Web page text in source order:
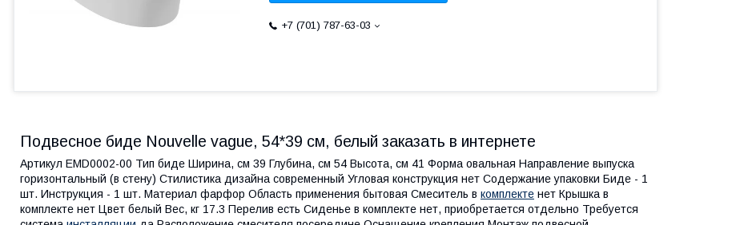
+7 (701) 787-63-03
Подвесное биде Nouvelle vague, 54*39 см, белый заказать в интернете
Артикул EMD0002-00 Тип биде Ширина, см 39 Глубина, см 54 Высота, см 41 Форма овальная Направление выпуска
горизонтальный (в стену) Стилистика дизайна современный Угловая конструкция нет Содержание упаковки Биде - 1
шт. Инструкция - 1 шт. Материал фарфор Область применения бытовая Смеситель в комплекте нет Крышка в
комплекте нет Цвет белый Вес, кг 17.3 Перелив есть Сиденье в комплекте нет, приобретается отдельно Требуется